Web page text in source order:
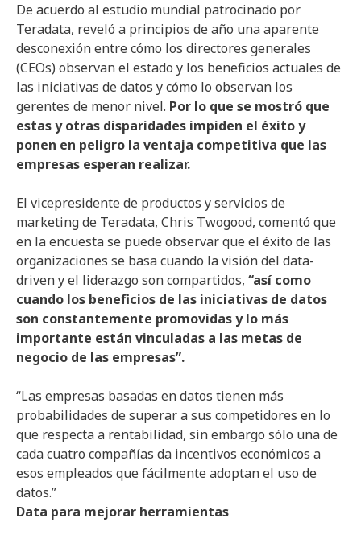
De acuerdo al estudio mundial patrocinado por
Teradata, reveló a principios de año una aparente
desconexión entre cómo los directores generales
(CEOs) observan el estado y los beneficios actuales de
las iniciativas de datos y cómo lo observan los
gerentes de menor nivel. Por lo que se mostró que
estas y otras disparidades impiden el éxito y
ponen en peligro la ventaja competitiva que las
empresas esperan realizar.
El vicepresidente de productos y servicios de
marketing de Teradata, Chris Twogood, comentó que
en la encuesta se puede observar que el éxito de las
organizaciones se basa cuando la visión del data-
driven y el liderazgo son compartidos, “así como
cuando los beneficios de las iniciativas de datos
son constantemente promovidas y lo más
importante están vinculadas a las metas de
negocio de las empresas”.
“Las empresas basadas en datos tienen más
probabilidades de superar a sus competidores en lo
que respecta a rentabilidad, sin embargo sólo una de
cada cuatro compañías da incentivos económicos a
esos empleados que fácilmente adoptan el uso de
datos.”
Data para mejorar herramientas